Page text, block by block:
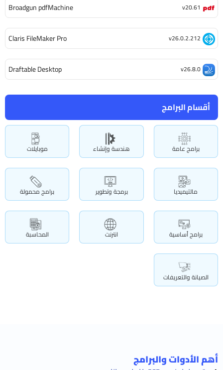
أقسام البرامج
برامج عامة هندسة وإنشاء موبايلات
مالتيميديا برمجة وتطوير برامج محمولة
برامج أساسية انترنت المحاسبة
الصيانة والتعريفات
Broadgun pdfMachine v20.61
Claris FileMaker Pro v26.0.2.212
Draftable Desktop v26.8.0
أهم الأدوات والبرامج